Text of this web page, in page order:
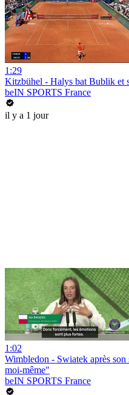
1:29
Kitzbühel - Halys bat Bublik et
beIN SPORTS France
il y a 1 jour
1:02
Wimbledon - Swiatek après son
moi-même"
beIN SPORTS France